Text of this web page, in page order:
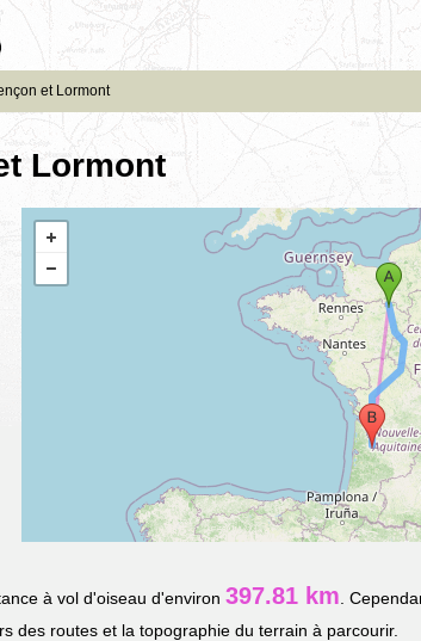
et Lormont
Lormont
à vol d'oiseau d'environ 397.81 km .
des routes et la topographie du terrain à parcourir.